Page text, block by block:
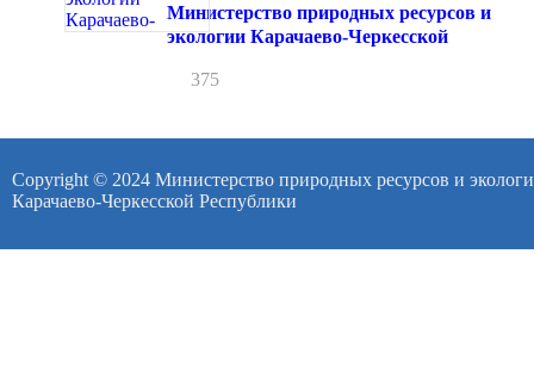
Министерство природных ресурсов и
экологии Карачаево-Черкесской
375
Copyright © 2024 Министерство природных ресурсов и
Карачаево-Черкесской Республики